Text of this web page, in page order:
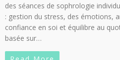
des séances de sophrologie
: gestion du stress, des émotions,
confiance en soi et équilibre au
basée sur…